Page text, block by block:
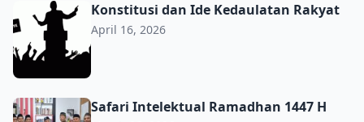
Konstitusi dan Ide Kedaulatan Rakyat
Konstitusi dan Ide Kedaulatan Rakyat
April 16, 2026
Safari Intelektual Ramadhan 1447 H
Safari Intelektual Ramadhan 1447 H